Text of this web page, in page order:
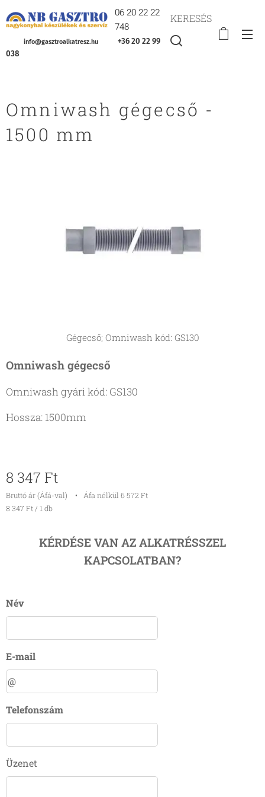
06 20 22 22
748
info@gasztroalkatresz.hu
+36 20 22 99
038
KERESÉS
Omniwash gégecső -
1500 mm
Gégecső; Omniwash kód: GS130
Omniwash gégecső
Omniwash gyári kód: GS130
Hossza: 1500mm
8 347 Ft
Bruttó ár (Áfá-val)
Áfa nélkül 6 572 Ft
8 347 Ft / 1 db
KÉRDÉSE VAN AZ ALKATRÉSSZEL
KAPCSOLATBAN?
Név
E-mail
Telefonszám
Üzenet